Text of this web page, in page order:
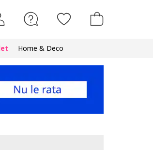
Home & Deco